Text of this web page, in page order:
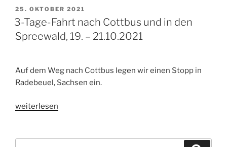
VERÖFFENTLICHT
AM
25. OKTOBER 2021
3-Tage-Fahrt nach Cottbus und in den
Spreewald, 19. – 21.10.2021
Auf dem Weg nach Cottbus legen wir einen Stopp in
Radebeuel, Sachsen ein.
„3-
nach
weiterlesen